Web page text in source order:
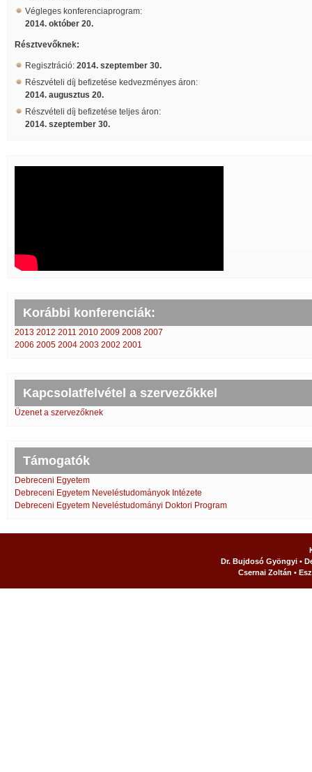
Végleges konferenciaprogram:
2014. október 20.
Résztvevőknek:
Regisztráció: 2014. szeptember 30.
Részvételi díj befizetése kedvezményes áron:
2014. augusztus 20.
Részvételi díj befizetése teljes áron:
2014. szeptember 30.
Korábbi konferenciák:
2013 2012 2011 2010 2009 2008 2007
2006 2005 2004 2003 2002 2001
Kapcsolatfelvétel a szervezőkkel
Üzenet a szervezőknek
Támogatók
Debreceni Egyetem
Debreceni Egyetem Neveléstudományok Intézete
Debreceni Egyetem Neveléstudományi Doktori Program
Dr. Bujdosó Gyöngyi •
Csernai Zoltán •